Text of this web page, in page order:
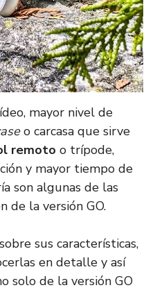
mayor nivel de
o carcasa que sirve
remoto o trípode,
y mayor tiempo de
son algunas de las
de la versión GO.
sus características,
en detalle y así
solo de la versión GO